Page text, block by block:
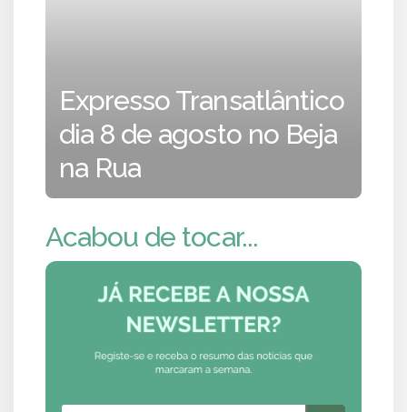
Expresso Transatlântico
dia 8 de agosto no Beja
na Rua
Acabou de tocar...